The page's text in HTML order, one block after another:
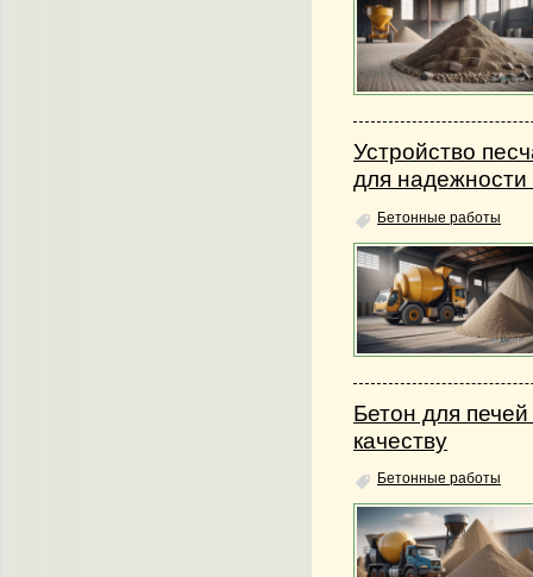
Устройство
для надежности
Бетонные работы
Бетон для
качеству
Бетонные работы